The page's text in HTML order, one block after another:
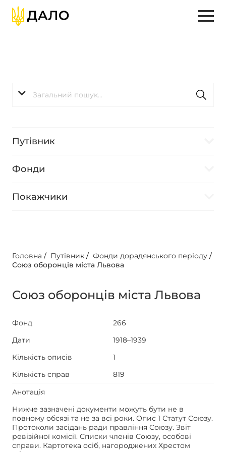
Путівник
Фонди
Покажчики
Головна / Путівник / Фонди дорадянського періоду /
Союз оборонців міста Львова
Союз оборонців міста Львова
Фонд
266
Дати
1918–1939
Кількість описів
1
Кількість справ
819
Анотація
Нижче зазначені документи можуть бути не в
повному обсязі та не за всі роки. Опис 1 Статут Союзу.
Протоколи засідань ради правління Союзу. Звіт
ревізійної комісії. Списки членів Союзу, особові
справи. Картотека осіб, нагороджених Хрестом